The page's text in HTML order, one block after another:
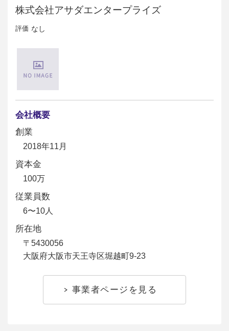
株式会社アサダエンタープライズ
評価 なし
会社概要
創業
2018年11月
資本金
100万
従業員数
6〜10人
所在地
〒5430056
大阪府大阪市天王寺区堀越町9-23
事業者ページを見る